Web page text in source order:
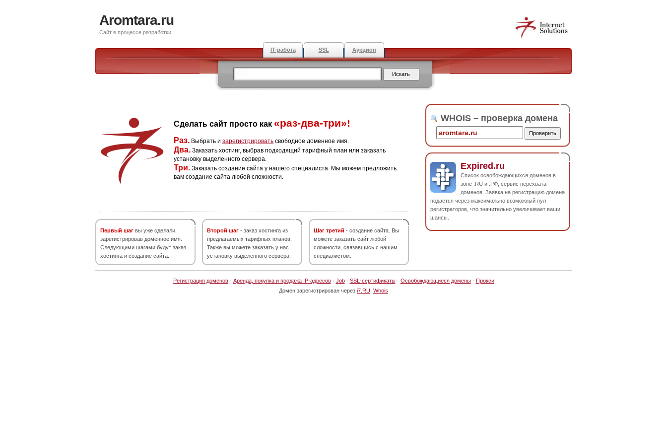
Aromtara.ru
Сайт в процессе разработки
IT-работа SSL Аукцион
Сделать сайт просто как «раз-два-три»!
Раз. Выбрать и зарегистрировать свободное доменное имя.
Два. Заказать хостинг, выбрав подходящий тарифный план или заказать
установку выделенного сервера.
Три. Заказать создание сайта у нашего специалиста. Мы можем предложить
вам создание сайта любой сложности.
Первый шаг вы уже сделали,
зарегистрировав доменное имя.
Следующими шагами будут заказ
хостинга и создание сайта.
Второй шаг - заказ хостинга из
предлагаемых тарифных планов.
Также вы можете заказать у нас
установку выделенного сервера.
Шаг третий - создание сайта. Вы
можете заказать сайт любой
сложности, связавшись с нашим
специалистом.
WHOIS – проверка домена
Expired.ru
Список освобождающихся доменов в
зоне .RU и .РФ, сервис перехвата
доменов. Заявка на регистрацию домена
подается через максимально возможный пул
регистраторов, что значительно увеличивает ваши
шансы.
Регистрация доменов· Аренда, покупка и продажа IP-адресов· Job· SSL-сертификаты· Освобождающиеся домены· Прокси
Домен зарегистрирован через i7.RU Whois